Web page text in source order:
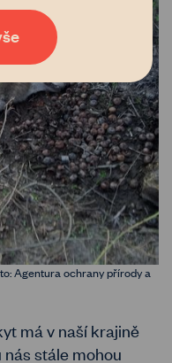
Agentura ochrany přírody a
má v naší krajině
stále mohou
našezásady
věříte nám?